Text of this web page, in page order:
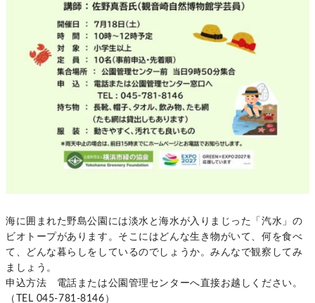
海に囲まれた野島公園には淡水と海水が入りまじった「汽水」の
ビオトープがあります。そこにはどんな生き物がいて、何を食べ
て、どんな暮らしをしているのでしょうか。みんなで観察してみ
ましょう。
申込方法 電話または公園管理センターへ直接お越しください。
（TEL 045-781-8146）